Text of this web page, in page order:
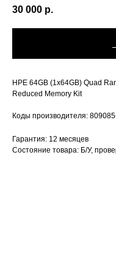
30 000 р.
HPE 64GB (1x64GB) Quad
Reduced Memory Kit
Коды производителя:
Гарантия: 12 месяцев
Состояние товара: Б/У,